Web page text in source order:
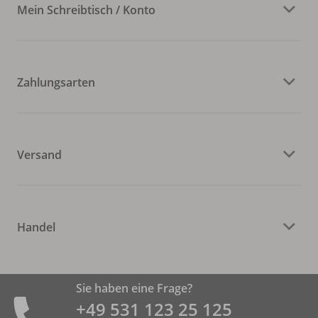
Mein Schreibtisch / Konto
Zahlungsarten
Versand
Handel
Sie haben eine Frage?
+49 531 ­123 25 125